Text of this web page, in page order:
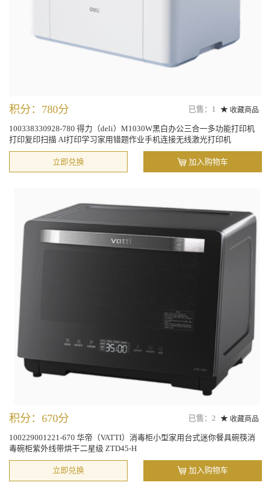
已售：1 收藏商品
积分：780分
100338330928-780 得力（deli）M1030W黑白办公三合一多功能打印机
打印复印扫描 AI打印学习家用错题作业手机连接无线激光打印机
立即兑换 加入购物车
已售：2 收藏商品
积分：670分
100229001221-670 华帝（VATTI）消毒柜小型家用台式迷你餐具碗筷消
毒碗柜紫外线带烘干二星级 ZTD45-H
立即兑换 加入购物车